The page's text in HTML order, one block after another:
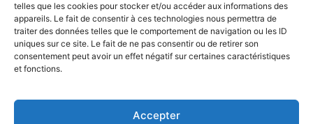
telles que les cookies pour stocker et/ou accéder aux informations des
appareils. Le fait de consentir à ces technologies nous permettra de
traiter des données telles que le comportement de navigation ou les ID
uniques sur ce site. Le fait de ne pas consentir ou de retirer son
consentement peut avoir un effet négatif sur certaines caractéristiques
et fonctions.
Accepter
Accueil Economie Entreprises Entrepreneur
Maghreb